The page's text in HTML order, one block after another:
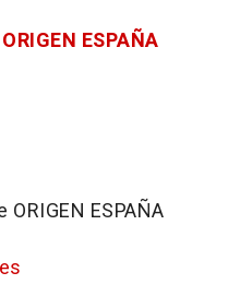
ORIGEN ESPAÑA
ESPAÑA